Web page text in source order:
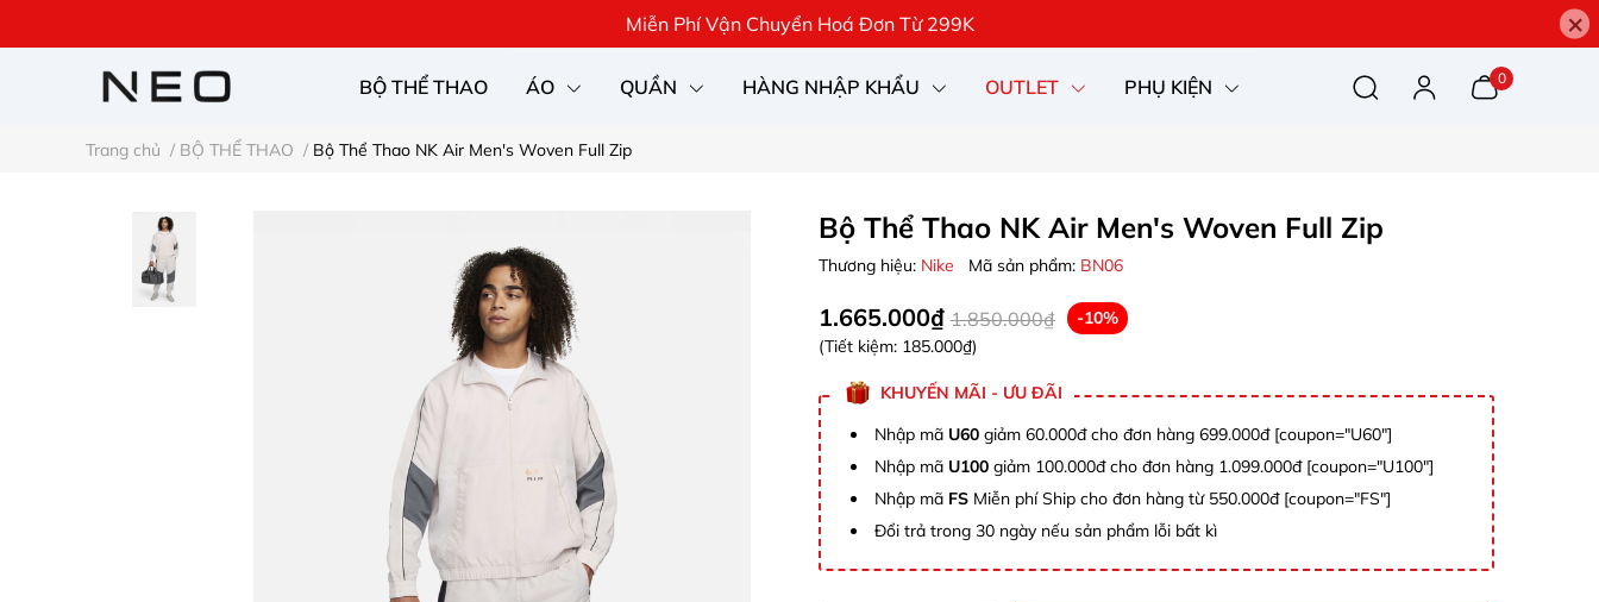
Miễn Phí Vận Chuyển Hoá Đơn Từ 299K ×
BỘ THỂ THAO ÁO QUẦN HÀNG NHẬP KHẨU OUTLET PHỤ KIỆN 0
Trang chủ / BỘ THỂ THAO / Bộ Thể Thao NK Air Men's Woven Full Zip
Bộ Thể Thao NK Air Men's Woven Full Zip
Thương hiệu: Nike Mã sản phẩm: BN06
1.665.000₫ 1.850.000₫
-10%
(Tiết kiệm: 185.000₫)
KHUYẾN MÃI - ƯU ĐÃI
Nhập mã U60 giảm 60.000đ cho đơn hàng 699.000đ [coupon="U60"]
Nhập mã U100 giảm 100.000đ cho đơn hàng 1.099.000đ [coupon="U100"]
Nhập mã FS Miễn phí Ship cho đơn hàng từ 550.000đ [coupon="FS"]
Đổi trả trong 30 ngày nếu sản phẩm lỗi bất kì